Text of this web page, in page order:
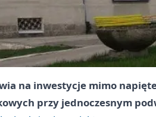
na inwestycje mimo
przy jednoczesnym